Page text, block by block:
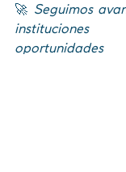
🚀 Seguimos
oportunidades